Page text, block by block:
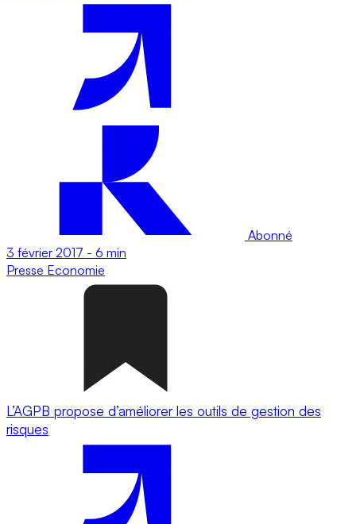
Abonné
3 février 2017 - 6 min
Presse Economie
L’AGPB propose d’améliorer les outils de gestion des
risques